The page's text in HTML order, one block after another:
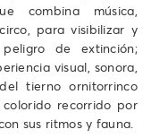
combina música,
para visibilizar y
de extinción;
visual, sonora,
tierno ornitorrinco
recorrido por
sus ritmos y fauna.